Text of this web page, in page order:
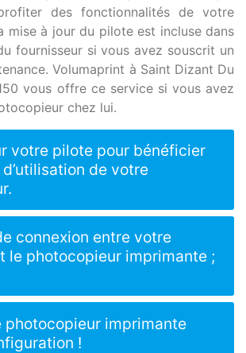
des fonctionnalités de votre
mise à jour du pilote est incluse dans
fournisseur si vous avez souscrit un
Volumaprint à Saint Dizant Du
vous offre ce service si vous avez
chez lui.
votre pilote pour bénéficier
d’utilisation de votre
connexion entre votre
le photocopieur imprimante ;
photocopieur imprimante
!